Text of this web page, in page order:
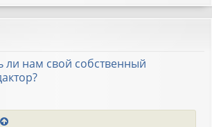
o
p
ли нам свой собственный